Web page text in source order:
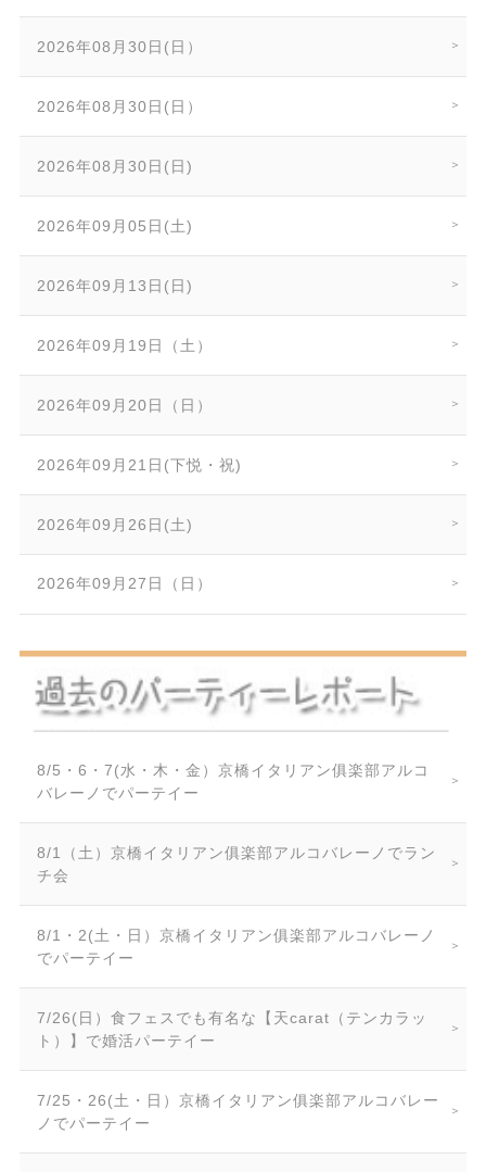
2026年08月30日(日）
2026年08月30日(日）
2026年08月30日(日)
2026年09月05日(土)
2026年09月13日(日)
2026年09月19日（土）
2026年09月20日（日）
2026年09月21日(下悦・祝)
2026年09月26日(土)
2026年09月27日（日）
8/5・6・7(水・木・金）京橋イタリアン俱楽部アルコ
バレーノでパーテイー
8/1（土）京橋イタリアン俱楽部アルコバレーノでラン
チ会
8/1・2(土・日）京橋イタリアン俱楽部アルコバレーノ
でパーテイー
7/26(日）食フェスでも有名な【天carat（テンカラッ
ト）】で婚活パーテイー
7/25・26(土・日）京橋イタリアン俱楽部アルコバレー
ノでパーテイー